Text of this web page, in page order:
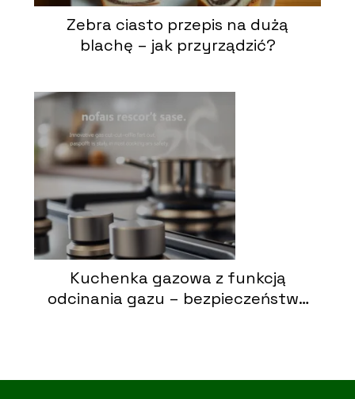
Zebra ciasto przepis na dużą
blachę – jak przyrządzić?
Kuchenka gazowa z funkcją
odcinania gazu – bezpieczeństwo